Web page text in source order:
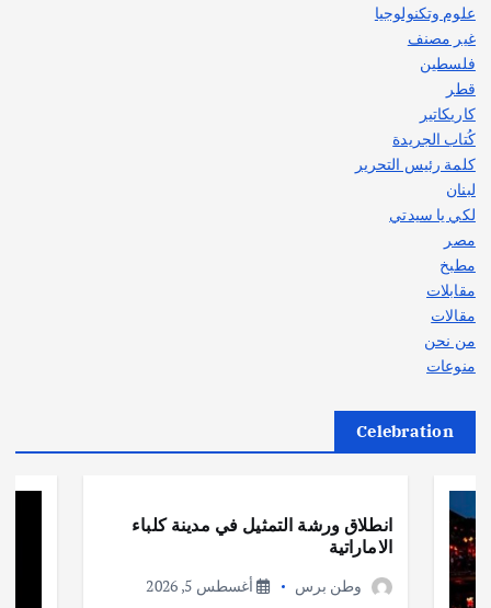
علوم وتكنولوجيا
غير مصنف
فلسطين
قطر
كاريكاتير
كُتاب الجريدة
كلمة رئيس التحرير
لبنان
لكي يا سيدتي
مصر
مطبخ
مقابلات
مقالات
من نحن
منوعات
Celebration
انطلاق ورشة التمثيل في مدينة كلباء
الاماراتية
وطن برس أغسطس 5, 2026